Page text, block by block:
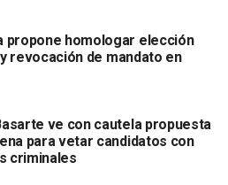
lugar de trabajo la
de la Secretaría de Bienestar,
Magdalena, colonia El Saucito,
de Director General u
figura en la misma
en el cargo de
propone homologar elección
revocación de mandato en
ve con cautela propuesta
para vetar candidatos con
criminales